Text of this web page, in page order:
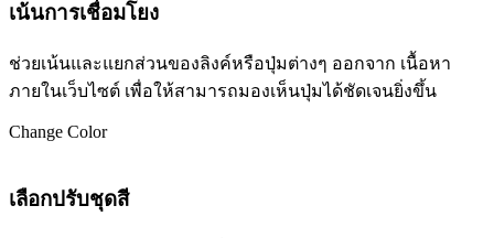
เน้นการเชื่อมโยง
ช่วยเน้นและแยกส่วนของลิงค์หรือปุ่มต่างๆ ออกจาก เนื้อหา
ภายในเว็บไซต์ เพื่อให้สามารถมองเห็นปุ่มได้ชัดเจนยิ่งขึ้น
Change Color
เลือกปรับชุดสี